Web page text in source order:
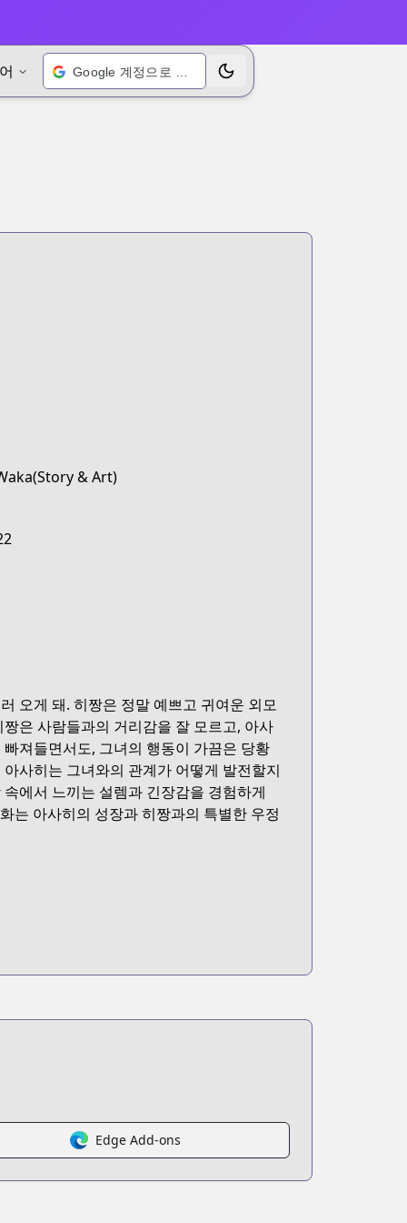
테마 전환
& Art)
오게 돼. 히짱은 정말 예쁘고 귀여운 외모
은 사람들과의 거리감을 잘 모르고, 아사
져들면서도, 그녀의 행동이 가끔은 당황
사히는 그녀와의 관계가 어떻게 발전할지
에서 느끼는 설렘과 긴장감을 경험하게
는 아사히의 성장과 히짱과의 특별한 우정
Edge Add-ons